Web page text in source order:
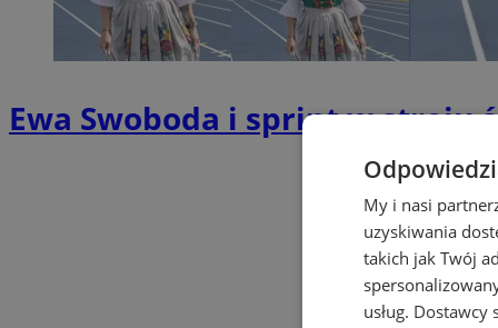
Ewa Swoboda i sprint w stroju
My i nasi
uzyskiwania
takich jak Twój
usług. Dostawcy